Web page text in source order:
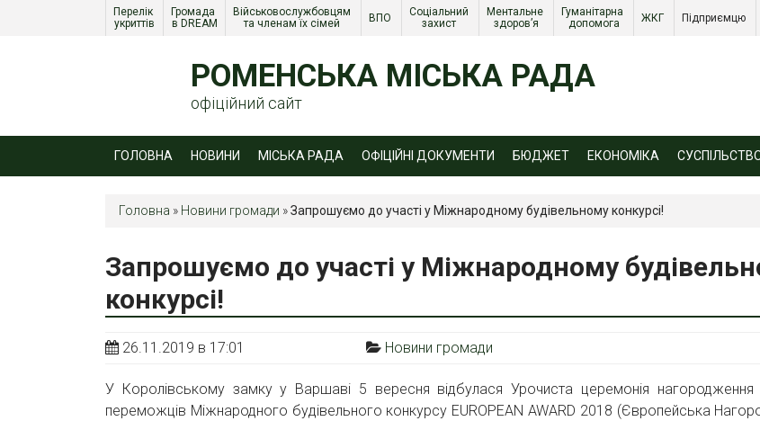
Перелік
укриттів
Громада
в DREAM
Військовослужбовцям
та членам їх сімей
ВПО
Соціальний
захист
Ментальне
здоров’я
Гуманітарна
допомога
ЖКГ Підприємцю
РОМЕНСЬКА МІСЬКА РАДА
офіційний сайт
ГОЛОВНА НОВИНИ МІСЬКА РАДА ОФІЦІЙНІ ДОКУМЕНТИ БЮДЖЕТ ЕКОНОМІКА
Головна » Новини громади »Запрошуємо до участі у Міжнародному будівельному конкурсі!
Запрошуємо до участі у Міжнародному
конкурсі!
26.11.2019 в 17:01 Новини громади
У Королівському замку у Варшаві 5 вересня відбулася Урочиста церемонія нагородження
переможців Міжнародного будівельного конкурсу EUROPEAN AWARD 2018 (Європейська